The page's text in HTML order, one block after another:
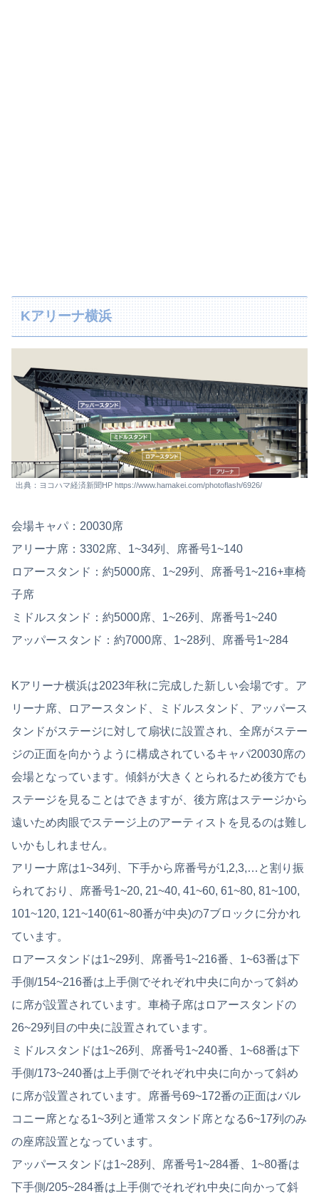
Kアリーナ横浜
出典：ヨコハマ経済新聞HP https://www.hamakei.com/photoflash/6926/
会場キャパ：20030席
アリーナ席：3302席、1~34列、席番号1~140
ロアースタンド：約5000席、1~29列、席番号1~216+車椅
子席
ミドルスタンド：約5000席、1~26列、席番号1~240
アッパースタンド：約7000席、1~28列、席番号1~284
Kアリーナ横浜は2023年秋に完成した新しい会場です。ア
リーナ席、ロアースタンド、ミドルスタンド、アッパース
タンドがステージに対して扇状に設置され、全席がステー
ジの正面を向かうように構成されているキャパ20030席の
会場となっています。傾斜が大きくとられるため後方でも
ステージを見ることはできますが、後方席はステージから
遠いため肉眼でステージ上のアーティストを見るのは難し
いかもしれません。
アリーナ席は1~34列、下手から席番号が1,2,3,…と割り振
られており、席番号1~20, 21~40, 41~60, 61~80, 81~100,
101~120, 121~140(61~80番が中央)の7ブロックに分かれ
ています。
ロアースタンドは1~29列、席番号1~216番、1~63番は下
手側/154~216番は上手側でそれぞれ中央に向かって斜め
に席が設置されています。車椅子席はロアースタンドの
26~29列目の中央に設置されています。
ミドルスタンドは1~26列、席番号1~240番、1~68番は下
手側/173~240番は上手側でそれぞれ中央に向かって斜め
に席が設置されています。席番号69~172番の正面はバル
コニー席となる1~3列と通常スタンド席となる6~17列のみ
の座席設置となっています。
アッパースタンドは1~28列、席番号1~284番、1~80番は
下手側/205~284番は上手側でそれぞれ中央に向かって斜